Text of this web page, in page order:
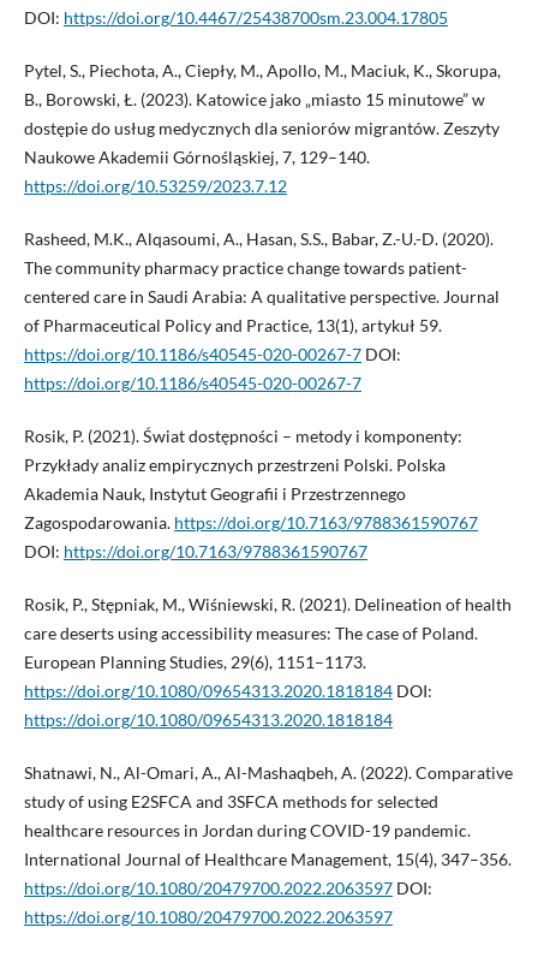
DOI: https://doi.org/10.4467/25438700sm.23.004.17805
Pytel, S., Piechota, A., Ciepły, M., Apollo, M., Maciuk, K., Skorupa,
B., Borowski, Ł. (2023). Katowice jako „miasto 15 minutowe” w
dostępie do usług medycznych dla seniorów migrantów. Zeszyty
Naukowe Akademii Górnośląskiej, 7, 129–140.
https://doi.org/10.53259/2023.7.12
Rasheed, M.K., Alqasoumi, A., Hasan, S.S., Babar, Z.-U.-D. (2020).
The community pharmacy practice change towards patient-
centered care in Saudi Arabia: A qualitative perspective. Journal
of Pharmaceutical Policy and Practice, 13(1), artykuł 59.
https://doi.org/10.1186/s40545-020-00267-7DOI:
https://doi.org/10.1186/s40545-020-00267-7
Rosik, P. (2021). Świat dostępności – metody i komponenty:
Przykłady analiz empirycznych przestrzeni Polski. Polska
Akademia Nauk, Instytut Geografii i Przestrzennego
Zagospodarowania. https://doi.org/10.7163/9788361590767
DOI: https://doi.org/10.7163/9788361590767
Rosik, P., Stępniak, M., Wiśniewski, R. (2021). Delineation of health
care deserts using accessibility measures: The case of Poland.
European Planning Studies, 29(6), 1151–1173.
https://doi.org/10.1080/09654313.2020.1818184DOI:
https://doi.org/10.1080/09654313.2020.1818184
Shatnawi, N., Al-Omari, A., Al-Mashaqbeh, A. (2022). Comparative
study of using E2SFCA and 3SFCA methods for selected
healthcare resources in Jordan during COVID-19 pandemic.
International Journal of Healthcare Management, 15(4), 347–356.
https://doi.org/10.1080/20479700.2022.2063597DOI:
https://doi.org/10.1080/20479700.2022.2063597